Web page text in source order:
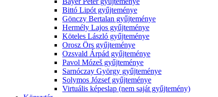
Bittó Lipót gyűjteménye
Gönczy Bertalan gyűjteménye
Hermély Lajos gyűjteménye
Köteles László gyűjteménye
Orosz Örs gyűjteménye
Ozsvald Árpád gyűjteménye
Pavol Mózeš gyűjteménye
Sarnóczay György gyűjteménye
Solymos József gyűjteménye
Virtuális képeslap (nem saját gyűjtemény)